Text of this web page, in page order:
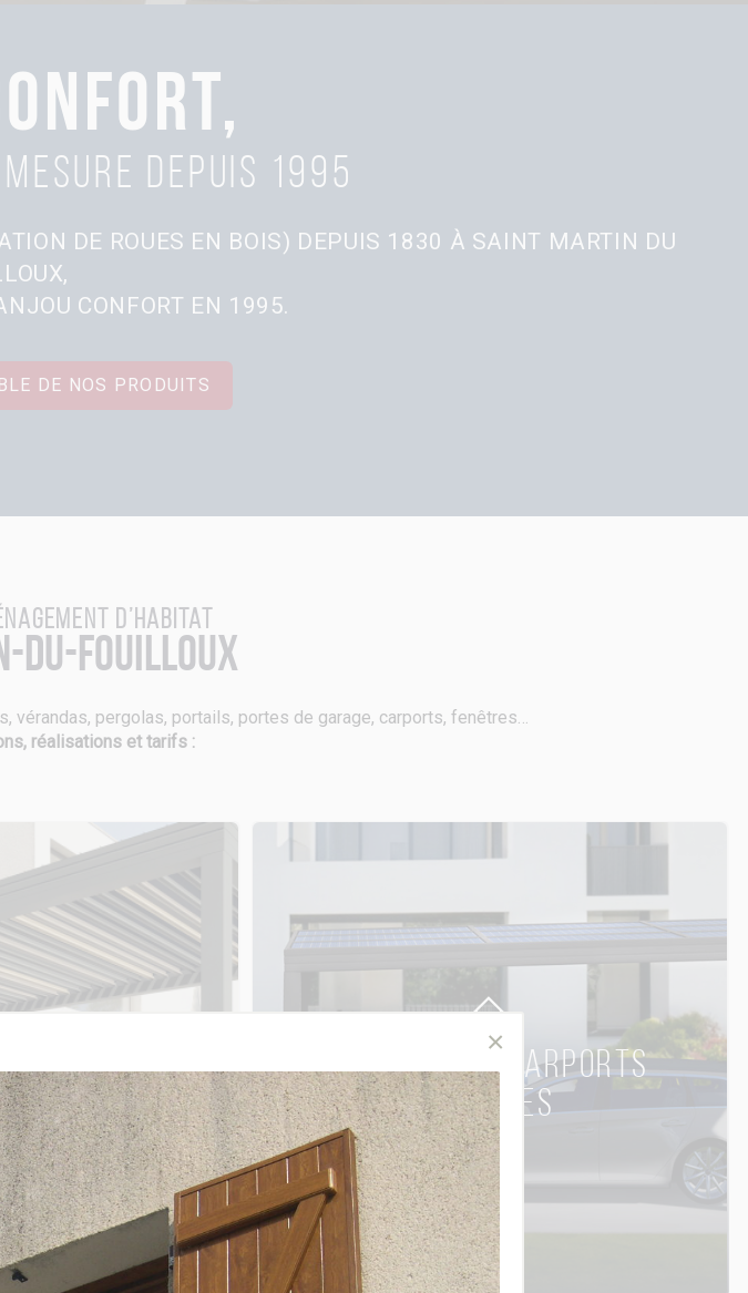
depuis 1995
DE ROUES EN BOIS) DEPUIS 1830 À SAINT MARTIN DU
CONFORT EN 1995.
DE NOS PRODUITS
d’habitat
du-Fouilloux
vérandas, pergolas, portails, portes de garage, carports, fenêtres…
réalisations et tarifs :
VÉRANDAS
CARPORTS & CARPORTS
SOLAIRES